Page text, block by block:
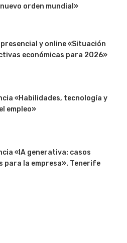
orden mundial»
y online «Situación
económicas para 2026»
«Habilidades, tecnología y
empleo»
«IA generativa: casos
para la empresa». Tenerife